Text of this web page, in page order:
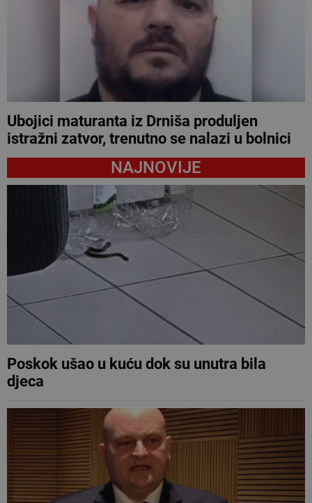
Ubojici maturanta iz Drniša produljen
istražni zatvor, trenutno se nalazi u bolnici
NAJNOVIJE
Poskok ušao u kuću dok su unutra bila
djeca